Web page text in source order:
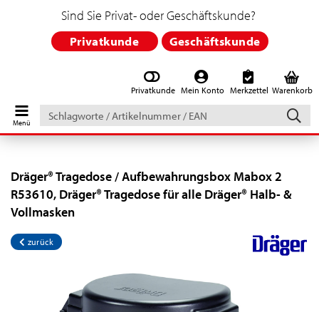
Privatkunde Mein Konto Merkzettel Warenkorb
Schlagworte
/
Artikelnummer
EAN
Sind Sie Privat- oder Geschäftskunde?
Privatkunde Geschäftskunde
Dräger® Tragedose / Aufbewahrungsbox Mabox 2
R53610, Dräger® Tragedose für alle Dräger® Halb- &
Vollmasken
zurück